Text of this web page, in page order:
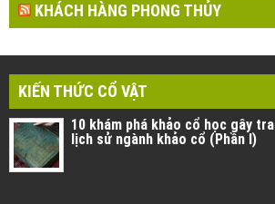
KHÁCH HÀNG PHONG THỦY
KIẾN THỨC CỔ VẬT
10 khám phá khảo cổ học gây
lịch sử ngành khảo cổ (Phần I)